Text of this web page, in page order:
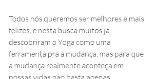
Todos nós queremos ser melhores e mais
felizes, e nesta busca muitos já
descobriram o Yoga como uma
ferramenta pra a mudança, mas para que
a mudança realmente aconteça em
nossas vidas não basta apenas